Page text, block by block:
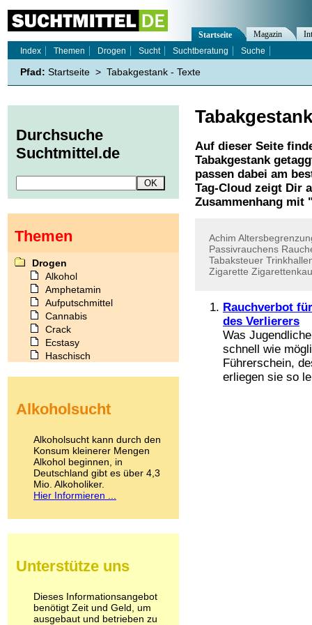
Tabakgestank
Auf dieser Seite
Tabakgestank
passen dabei am
Tag-Cloud zeigt Dir
Zusammenhang mit
Achim
Passivrauchens
Tabaksteuer
Zigarette
Rauchverbot
des Verlierers
Was
schnell wie
Führerschein,
erliegen sie so
Startseite Magazin
Index
Themen Drogen Sucht Suchtberatung Suche
Pfad: Startseite > Tabakgestank - Texte
Durchsuche
Suchtmittel.de
Themen
Drogen
Alkohol
Amphetamin
Aufputschmittel
Cannabis
Crack
Ecstasy
Haschisch
Kokain
LSD
Marihuana
Medikamente
Meskalin
Metamphetamin
Methadon
Pilze
Psychopharmaka
Schlafmittel
Schmerzmittel
Alkoholsucht
Alkoholsucht kann durch den
Konsum kleinerer Mengen
Alkohol beginnen, in
Deutschland gibt es über 4,3
Mio. Alkoholiker.
Hier Informieren ...
Unterstütze uns
Dieses Informationsangebot
benötigt Zeit und Geld, um
ausgebaut und betrieben zu